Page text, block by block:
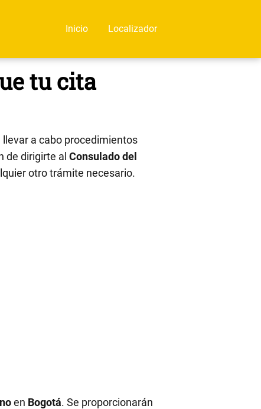
Inicio Localizador
tu cita
a cabo procedimientos
de dirigirte al Consulado del
otro trámite necesario.
en Bogotá. Se proporcionarán